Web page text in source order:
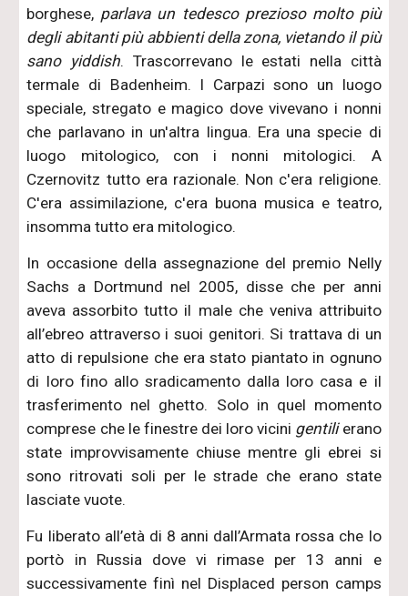
borghese, parlava un tedesco prezioso molto più
degli abitanti più abbienti della zona, vietando il più
sano yiddish. Trascorrevano le estati nella città
termale di Badenheim. I Carpazi sono un luogo
speciale, stregato e magico dove vivevano i nonni
che parlavano in un'altra lingua. Era una specie di
luogo mitologico, con i nonni mitologici. A
Czernovitz tutto era razionale. Non c'era religione.
C'era assimilazione, c'era buona musica e teatro,
insomma tutto era mitologico.
In occasione della assegnazione del premio Nelly
Sachs a Dortmund nel 2005, disse che per anni
aveva assorbito tutto il male che veniva attribuito
all’ebreo attraverso i suoi genitori. Si trattava di un
atto di repulsione che era stato piantato in ognuno
di loro fino allo sradicamento dalla loro casa e il
trasferimento nel ghetto. Solo in quel momento
comprese che le finestre dei loro vicini gentilierano
state improvvisamente chiuse mentre gli ebrei si
sono ritrovati soli per le strade che erano state
lasciate vuote.
Fu liberato all’età di 8 anni dall’Armata rossa che lo
portò in Russia dove vi rimase per 13 anni e
successivamente finì nel Displaced person camps